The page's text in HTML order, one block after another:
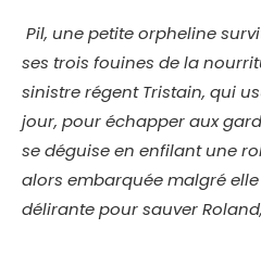
Pil, une petite orpheline
ses trois fouines de la
sinistre régent Tristain, qui
jour, pour échapper aux
se déguise en enfilant une
alors embarquée malgré
délirante pour sauver